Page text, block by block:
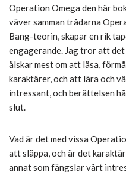
Operation Omega den här
väver samman trådarna
Bang-teorin, skapar en rik
engagerande. Jag tror att
älskar mest om att läsa,
karaktärer, och att lära och
intressant, och berättelsen
slut.
Vad är det med vissa
att släppa, och är det
annat som fängslar vårt